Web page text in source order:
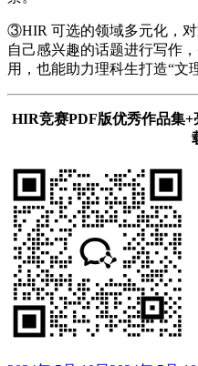
③HIR 可选的领域多元化，
自己感兴趣的话题进行写作
用，也能助力理科生打造“文
HIR竞赛PDF版优秀作品集